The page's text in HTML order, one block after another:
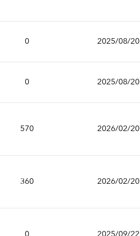
0 2025/08/20
0 2025/08/20
570 2026/02/20
360 2026/02/20